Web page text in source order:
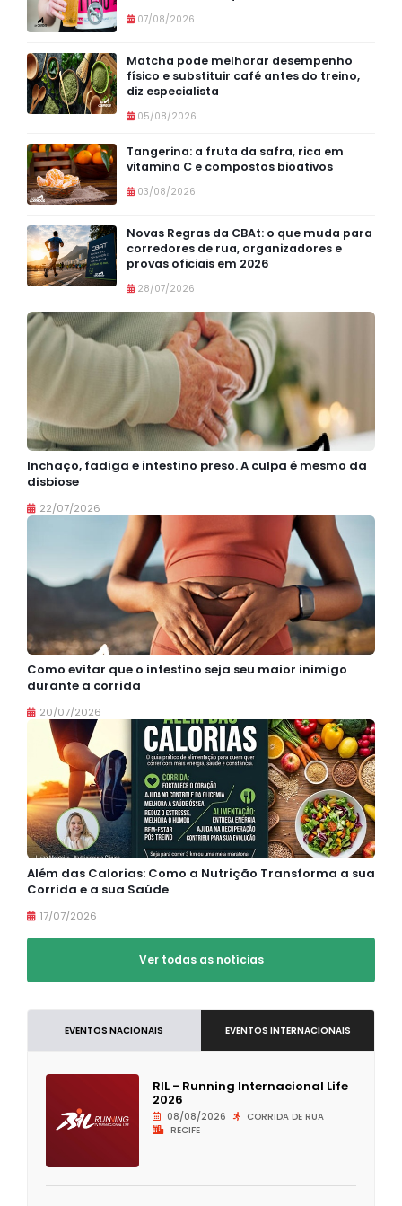
07/08/2026
Matcha pode melhorar desempenho
físico e substituir café antes do treino,
diz especialista
05/08/2026
Tangerina: a fruta da safra, rica em
vitamina C e compostos bioativos
03/08/2026
Novas Regras da CBAt: o que muda para
corredores de rua, organizadores e
provas oficiais em 2026
28/07/2026
Inchaço, fadiga e intestino preso. A culpa é mesmo da
disbiose
22/07/2026
Como evitar que o intestino seja seu maior inimigo
durante a corrida
20/07/2026
Além das Calorias: Como a Nutrição Transforma a sua
Corrida e a sua Saúde
17/07/2026
Ver todas as notícias
EVENTOS NACIONAIS EVENTOS INTERNACIONAIS
RIL - Running Internacional Life
2026
08/08/2026
CORRIDA DE RUA
RECIFE